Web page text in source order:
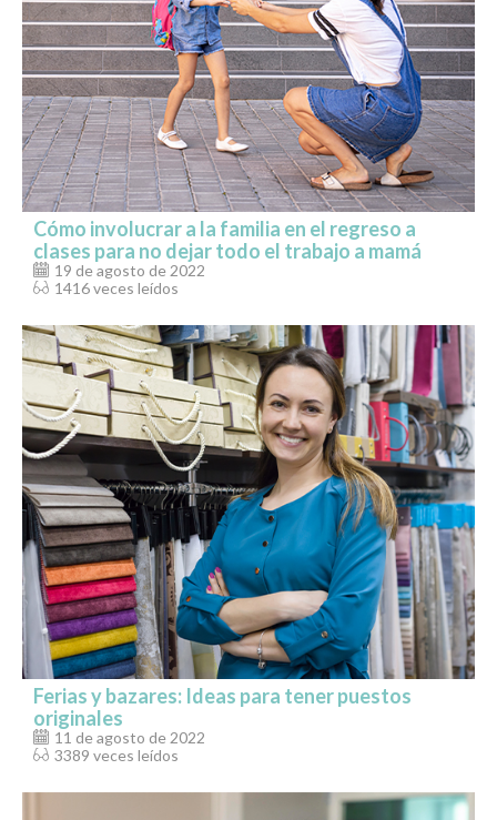
Cómo involucrar a la familia en el regreso a
clases para no dejar todo el trabajo a mamá
19 de agosto de 2022
1416 veces leídos
Ferias y bazares: Ideas para tener puestos
originales
11 de agosto de 2022
3389 veces leídos